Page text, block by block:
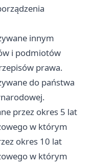
innym
i podmiotów
prawa.
do państwa
przez okres 5 lat
w którym
okres 10 lat
w którym